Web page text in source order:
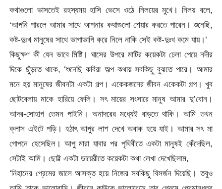
কথাগুলো ভাসতেই রহস্যময় হাসি ভেসে ওঠে নিলয়ের মুখে। নিলয় বলে,
‘আপনি পারলে আমার সাথে আপনার কথাগুলো শেয়ার করতে পারেন। শুনেছি,
কষ্ট-দুঃখ মানুষের সাথে ভাগাভাগি করে নিলে নাকি সেই কষ্ট-দুঃখ কমে যায়।’
কিছুক্ষণ কী যেন ভাবে মিষ্টি। ঘাসের উপরে মাটির কয়েকটা ঢেলা পেয়ে নদীর
দিকে ছুঁড়তে থাকে, ‘শুনেছি কবিরা অল্প কথায় সবকিছু বুঝতে পারে। আমার
মনে হয় মানুষের জীবনটা একটা গল্প। একেকজনের জীবন একেকটা গল্প। খুব
ছোটবেলায় মাকে হারিয়ে ফেলি। সৎ মায়ের সংসারে মানুষ আমার দু’বোন।
আদর-সোহাগ তেমন পাইনি। অনাদরের মধ্যেই বাড়তে থাকি। আমি তখন
ক্লাস এইটে পড়ি। হঠাৎ আপুর লাশ দেখে অবাক হয়ে যাই। আমার সৎ মা
গোপনে হেসেছিল। আপু মারা যাবার পর পৃথিবীতে একটা মানুষই কেঁদেছিল,
সেটাই আমি। ছোট্ট একটা ডায়েরীতে কয়েকটা কথা লেখা দেখেছিলাম,
‘নিহানের প্রেমের জালে আসক্ত হয়ে নিজের সবকিছু বিসর্জন দিয়েছি। তবুও